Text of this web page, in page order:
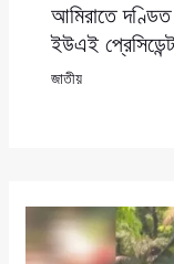
আমিরাতে দণ্ডিত
ইউএই প্রেসিডেন্ট
জাতীয়